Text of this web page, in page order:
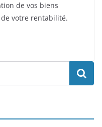
de vos biens
votre rentabilité.